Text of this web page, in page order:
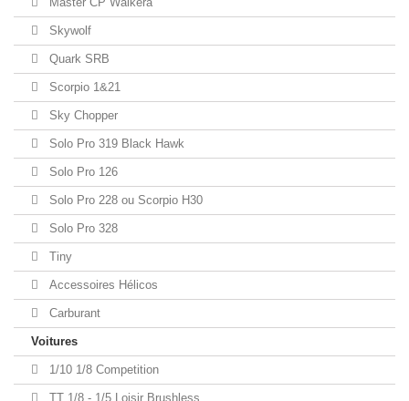
Skywolf
Quark SRB
Scorpio 1&21
Sky Chopper
Solo Pro 319 Black Hawk
Solo Pro 126
Solo Pro 228 ou Scorpio H30
Solo Pro 328
Tiny
Accessoires Hélicos
Carburant
Voitures
1/10 1/8 Competition
TT 1/8 - 1/5 Loisir Brushless